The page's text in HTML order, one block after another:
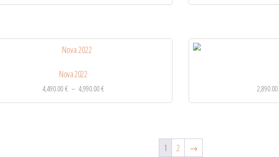
Nova 2022
4,490.00€ – 4,990.00€ 2,890.00
1 2 →